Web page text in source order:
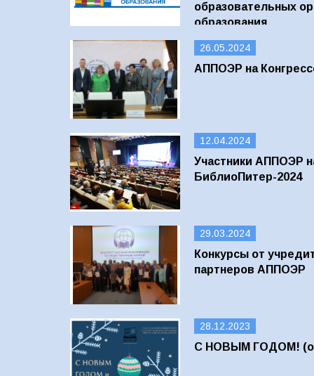
образовательных
образования
26.05.2024
АППОЭР на
12.04.2024
Участники АППОЭР
БиблиоПитер-2024
29.03.2024
Конкурсы от
партнеров АППОЭР
28.12.2023
С НОВЫМ ГОДОМ! (об